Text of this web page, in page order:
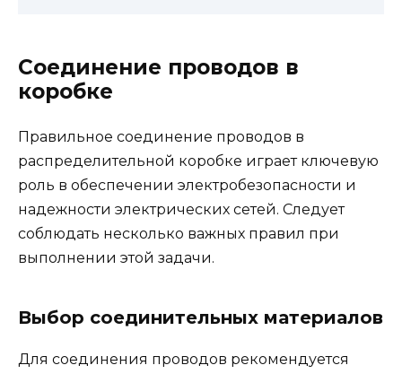
Соединение проводов в
коробке
Правильное соединение проводов в
распределительной коробке играет ключевую
роль в обеспечении электробезопасности и
надежности электрических сетей. Следует
соблюдать несколько важных правил при
выполнении этой задачи.
Выбор соединительных материалов
Для соединения проводов рекомендуется